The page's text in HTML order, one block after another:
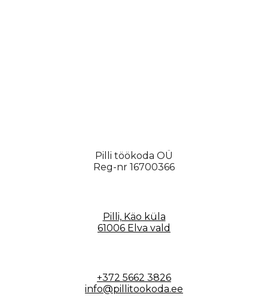
Pilli töökoda OÜ
Reg-nr 16700366
Pilli, Käo küla
61006 Elva vald
+372 5662 3826
info@pillitookoda.ee